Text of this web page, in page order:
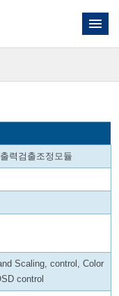
력검출조정모듈
Scaling, control, Color
control